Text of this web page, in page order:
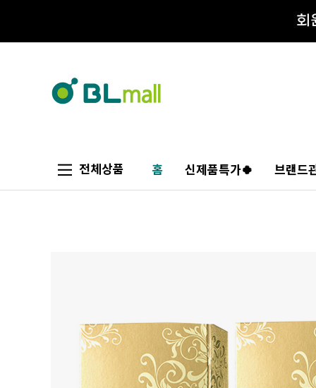
전체상품 홈 신제품특가🍀 브랜드